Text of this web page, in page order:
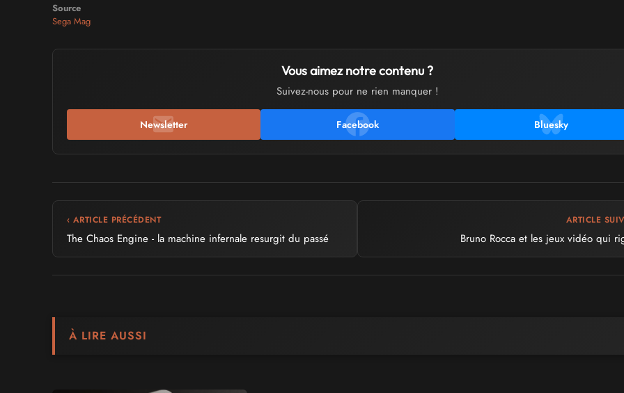
Source
Sega Mag
Vous aimez notre contenu ?
Suivez-nous pour ne rien manquer !
Newsletter Facebook Bluesky
‹ ARTICLE PRÉCÉDENT
The Chaos Engine - la machine infernale resurgit du passé
ARTICLE
Bruno Rocca et les jeux vidéo qui
À LIRE AUSSI